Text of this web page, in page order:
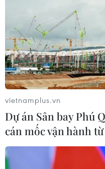
vietnamplus.vn
Dự án Sân bay Phú
cán mốc vận hành